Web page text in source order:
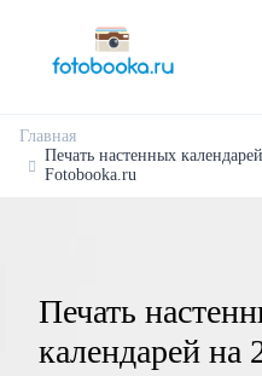
Главная
Печать настенных
Fotobooka.ru
Печать
календарей на